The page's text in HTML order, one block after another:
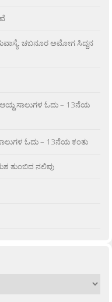
ಚಬನೂರ ಅಮೋಗ ಸಿದ್ದನ
ಸಾಲುಗಳ ಓದು – 13ನೆಯ
ಓದು – 13ನೆಯ ಕಂತು
ತುಂಬಿದ ನಲಿವು